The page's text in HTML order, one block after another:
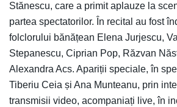
Stănescu, care a primit aplauze la
partea spectatorilor. În recital au fost
folclorului bănățean Elena Jurjescu,
Stepanescu, Ciprian Pop, Răzvan
Alexandra Acs. Apariții speciale, în
Tiberiu Ceia și Ana Munteanu, prin
transmisii video, acompaniați live, în